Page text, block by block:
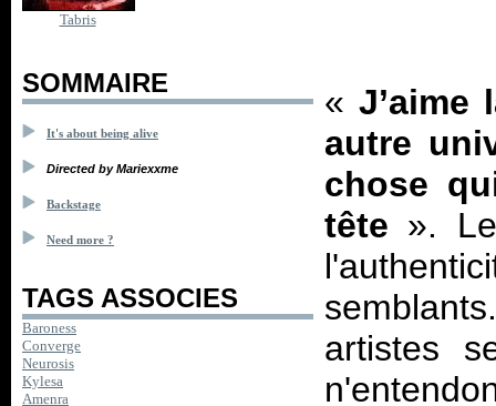
Tabris
SOMMAIRE
It's about being alive
Directed by Mariexxme
Backstage
Need more ?
TAGS ASSOCIES
Baroness
Converge
Neurosis
Kylesa
Amenra
« J’aime
autre
chose
tête ».
artistes